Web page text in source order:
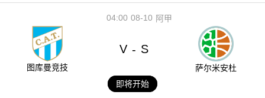
08-10
04:00 阿甲
图库曼竞技
V - S
萨尔米安杜
即将开始